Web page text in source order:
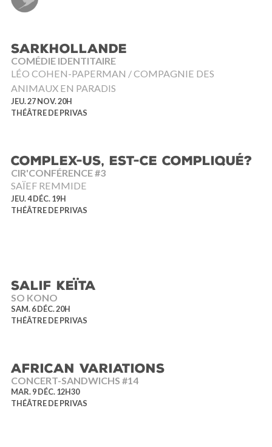
SARKHOLLANDE
COMÉDIE IDENTITAIRE
LÉO COHEN-PAPERMAN / COMPAGNIE DES
ANIMAUX EN PARADIS
JEU. 27 NOV. 20H
THÉÂTRE DE PRIVAS
COMPLEX-US, EST-CE COMPLIQUÉ?
CIR'CONFÉRENCE #3
SAÏEF REMMIDE
JEU. 4 DÉC. 19H
THÉÂTRE DE PRIVAS
SALIF KEÏTA
SO KONO
SAM. 6 DÉC. 20H
THÉÂTRE DE PRIVAS
AFRICAN VARIATIONS
CONCERT-SANDWICHS #14
MAR. 9 DÉC. 12H30
THÉÂTRE DE PRIVAS